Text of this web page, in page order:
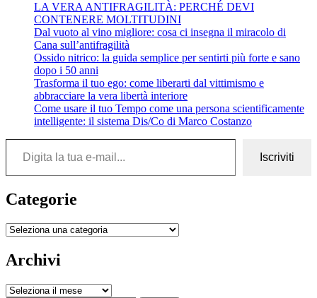
LA VERA ANTIFRAGILITÀ: PERCHÉ DEVI
CONTENERE MOLTITUDINI
Dal vuoto al vino migliore: cosa ci insegna il miracolo di
Cana sull’antifragilità
Ossido nitrico: la guida semplice per sentirti più forte e sano
dopo i 50 anni
Trasforma il tuo ego: come liberarti dal vittimismo e
abbracciare la vera libertà interiore
Come usare il tuo Tempo come una persona scientificamente
intelligente: il sistema Dis/Co di Marco Costanzo
Digita la tua e-mail...
Iscriviti
Categorie
Categorie
Archivi
Archivi